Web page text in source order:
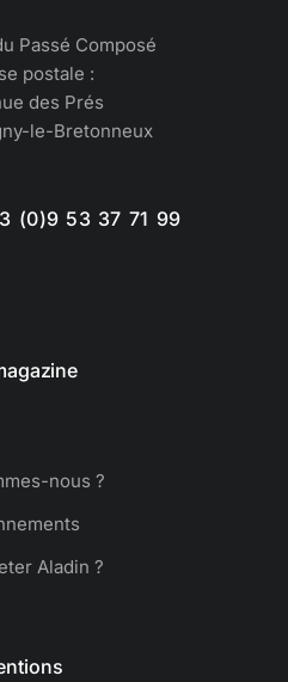
Passé Composé
postale :
des Prés
le-Bretonneux
(0)9 53 37 71 99
nous ?
Aladin ?